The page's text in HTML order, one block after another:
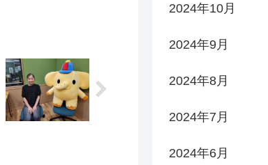
2024年10月
2024年9月
2024年8月
2024年7月
2024年6月